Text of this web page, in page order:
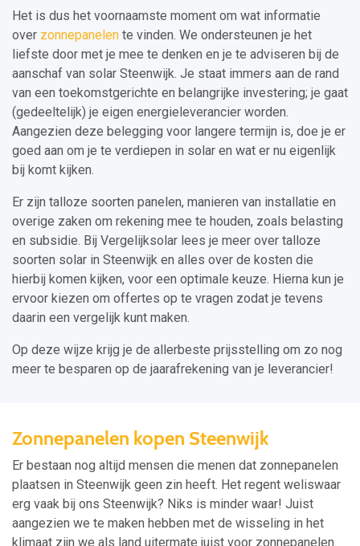
Het is dus het voornaamste moment om wat informatie
over zonnepanelen te vinden. We ondersteunen je het
liefste door met je mee te denken en je te adviseren bij de
aanschaf van solar Steenwijk. Je staat immers aan de rand
van een toekomstgerichte en belangrijke investering; je gaat
(gedeeltelijk) je eigen energieleverancier worden.
Aangezien deze belegging voor langere termijn is, doe je er
goed aan om je te verdiepen in solar en wat er nu eigenlijk
bij komt kijken.
Er zijn talloze soorten panelen, manieren van installatie en
overige zaken om rekening mee te houden, zoals belasting
en subsidie. Bij Vergelijksolar lees je meer over talloze
soorten solar in Steenwijk en alles over de kosten die
hierbij komen kijken, voor een optimale keuze. Hierna kun je
ervoor kiezen om offertes op te vragen zodat je tevens
daarin een vergelijk kunt maken.
Op deze wijze krijg je de allerbeste prijsstelling om zo nog
meer te besparen op de jaarafrekening van je leverancier!
Zonnepanelen kopen Steenwijk
Er bestaan nog altijd mensen die menen dat zonnepanelen
plaatsen in Steenwijk geen zin heeft. Het regent weliswaar
erg vaak bij ons Steenwijk? Niks is minder waar! Juist
aangezien we te maken hebben met de wisseling in het
klimaat zijn we als land uitermate juist voor zonnepanelen.